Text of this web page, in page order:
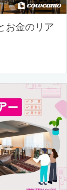
お金のリア